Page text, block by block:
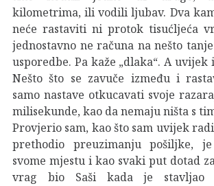
kilometrima, ili vodili ljubav. Dva
neće rastaviti ni protok tisućljeća
jednostavno ne računa na nešto
usporedbe. Pa kaže „dlaka“. A uvijek
Nešto što se zavuče između i
samo nastave otkucavati svoje
milisekunde, kao da nemaju ništa s
Provjerio sam, kao što sam uvijek
prethodio preuzimanju pošiljke,
svome mjestu i kao svaki put dotad
vrag bio Saši kada je stavljao